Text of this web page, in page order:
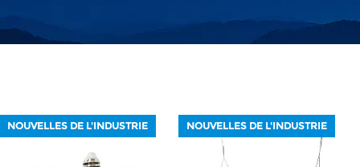
NOUVELLES DE L'INDUSTRIE NOUVELLES DE L'INDUSTRIE